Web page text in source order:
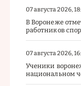
07 августа 2026,
В Воронеже
работников
07 августа 2026,
Ученики
национальном